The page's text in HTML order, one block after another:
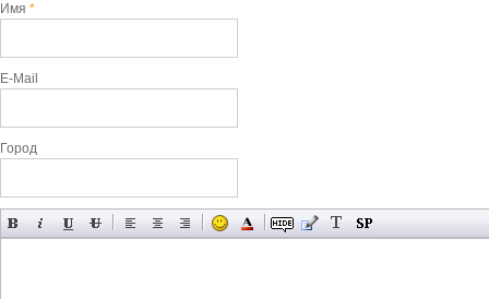
Имя *
E-Mail
Город